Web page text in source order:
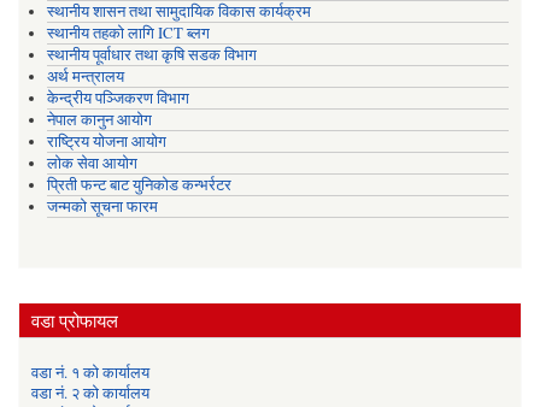
स्थानीय शासन तथा सामुदायिक विकास कार्यक्रम
स्थानीय तहको लागि ICT ब्लग
स्थानीय पूर्वाधार तथा कृषि सडक विभाग
अर्थ मन्त्रालय
केन्द्रीय पञ्जिकरण विभाग
नेपाल कानुन आयोग
राष्ट्रिय योजना आयोग
लोक सेवा आयोग
प्रिती फन्ट बाट युनिकोड कन्भर्रटर
जन्मको सूचना फारम
वडा प्रोफायल
वडा नं. १ को कार्यालय
वडा नं. २ को कार्यालय